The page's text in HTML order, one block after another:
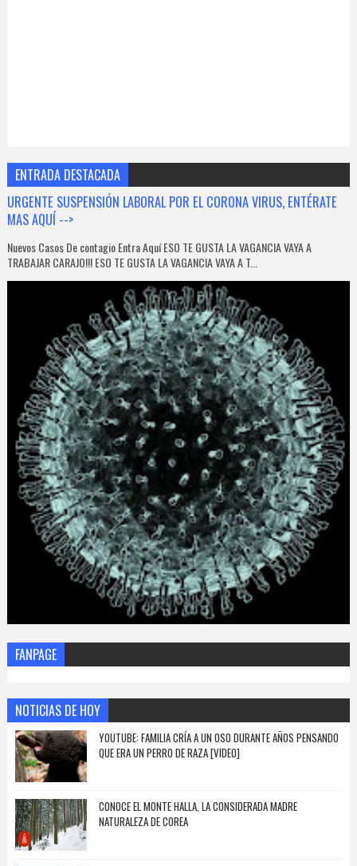
ENTRADA DESTACADA
URGENTE SUSPENSIÓN LABORAL POR EL CORONA VIRUS, ENTÉRATE
MAS AQUÍ -->
Nuevos Casos De contagio Entra Aquí ESO TE GUSTA LA VAGANCIA VAYA A
TRABAJAR CARAJO!!! ESO TE GUSTA LA VAGANCIA VAYA A T...
FANPAGE
NOTICIAS DE HOY
YOUTUBE: FAMILIA CRÍA A UN OSO DURANTE AÑOS PENSANDO
QUE ERA UN PERRO DE RAZA [VIDEO]
CONOCE EL MONTE HALLA, LA CONSIDERADA MADRE
NATURALEZA DE COREA